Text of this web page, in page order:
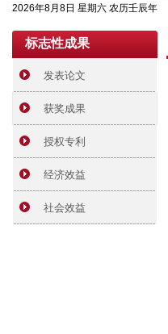
2026年8月8日 星期六 农历壬辰年
标志性成果
发表论文
获奖成果
授权专利
经济效益
社会效益